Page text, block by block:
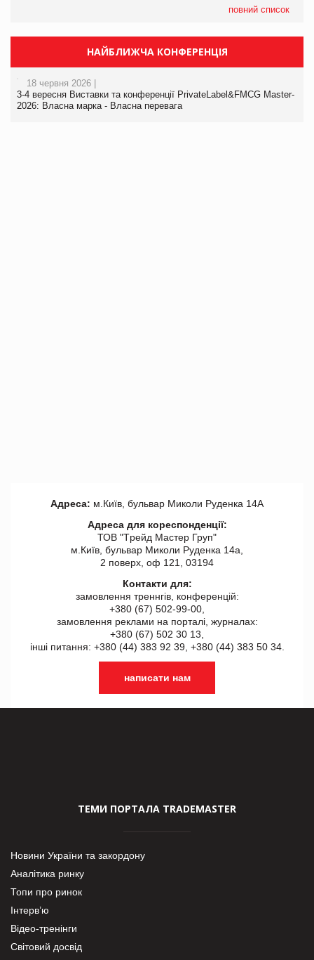
повний список
НАЙБЛИЖЧА КОНФЕРЕНЦІЯ
18 червня 2026 |
3-4 вересня Виставки та конференції PrivateLabel&FMCG Master-
2026: Власна марка - Власна перевага
Адреса: м.Київ, бульвар Миколи Руденка 14А
Адреса для кореспонденції:
ТОВ "Tрейд Мастер Груп"
м.Київ, бульвар Миколи Руденка 14а,
2 поверх, оф 121, 03194
Контакти для:
замовлення треннгів, конференцій:
+380 (67) 502-99-00,
замовлення реклами на порталі, журналах:
+380 (67) 502 30 13,
інші питання: +380 (44) 383 92 39, +380 (44) 383 50 34.
написати нам
ТЕМИ ПОРТАЛА TRADEMASTER
Новини України та закордону
Аналітика ринку
Топи про ринок
Інтерв’ю
Відео-тренінги
Світовий досвід